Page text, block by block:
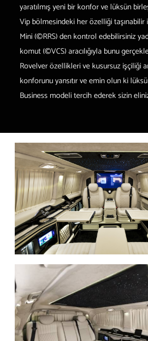
yaratılmış yeni bir konfor ve lüksün
Vip bölmesindeki her özelliği taşınabilir
Mini(©RRS)den kontrol edebilirsiniz
komut(©VCS)aracılığıyla bunu
Rovelver özellikleri ve kusursuz işçiliği
konforunu yansıtır ve emin olun ki
Business modeli tercih ederek sizin